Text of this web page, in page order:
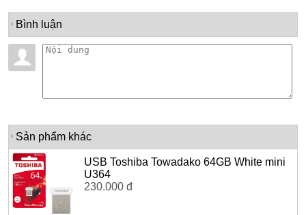
Bình luận
Sản phẩm khác
USB Toshiba Towadako 64GB White mini
U364
230.000 đ